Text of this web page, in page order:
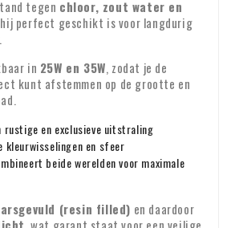
opnamen en computersoftware
de verzegeling heeft verbroken.
producten geven wij twee jaar garantie
het exacte moment van aflevering
de inhoud van uw pakket.
of zijn producten beschadigd
dan meteen een e-mail met uw
foto's van de schade.
voor zakelijke klanten
voor zakelijke doeleinden? Dan is
te verleggen. In dat geval rekenen
factuur. Uw BTW-nummer wordt
Werkt uw BTW-nummer niet?
of andere zaken kunt u altijd
tegen chloor, zout water en
hij perfect geschikt is voor langdurig
in 25W en 35W, zodat je de
kunt afstemmen op de grootte en
rustige en exclusieve uitstraling
kleurwisselingen en sfeer
beide werelden voor maximale
(resin filled) en daardoor